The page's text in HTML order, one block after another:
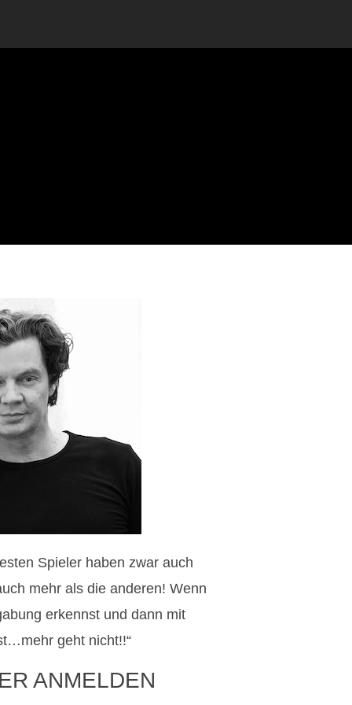
Spieler haben zwar auch
mehr als die anderen! Wenn
erkennst und dann mit
geht nicht!!“
ANMELDEN